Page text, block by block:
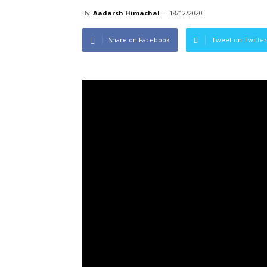
By Aadarsh Himachal - 18/12/2020
Share on Facebook Tweet on Twitter